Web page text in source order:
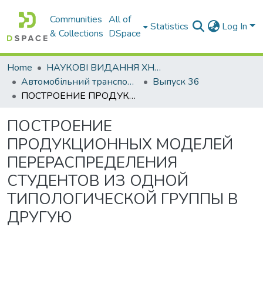
Communities
& Collections
All of
DSpace
Statistics Log In
Home
НАУКОВІ ВИДАННЯ ХНАДУ
Автомобільний транспорт / Автомобильный транспорт
Выпуск 36
ПОСТРОЕНИЕ ПРОДУКЦИОННЫХ МОДЕЛЕЙ ПЕРЕРАСПРЕДЕЛЕНИЯ СТУДЕНТОВ ИЗ ОДНОЙ ТИПОЛОГИЧЕСКОЙ ГРУППЫ В ДРУГУЮ
ПОСТРОЕНИЕ
ПРОДУКЦИОННЫХ МОДЕЛЕЙ
ПЕРЕРАСПРЕДЕЛЕНИЯ
СТУДЕНТОВ ИЗ ОДНОЙ
ТИПОЛОГИЧЕСКОЙ ГРУППЫ В
ДРУГУЮ